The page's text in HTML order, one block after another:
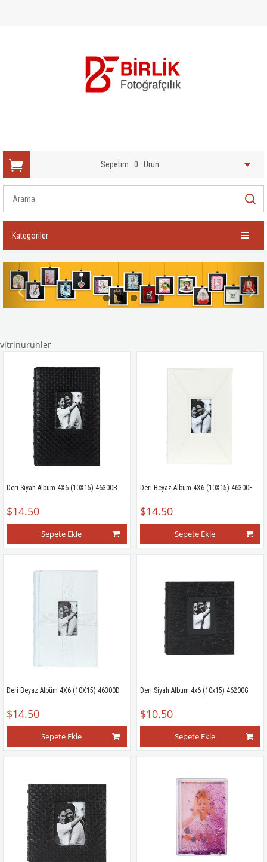
Sepetim 0 Ürün
Kategoriler
vitrinurunler
Deri Siyah Albüm 4X6 (10X15) 46300B
$14.50
Sepete Ekle
Deri Beyaz Albüm 4X6 (10X15) 46300E
$14.50
Sepete Ekle
Deri Beyaz Albüm 4X6 (10X15) 46300D
$14.50
Sepete Ekle
Deri Siyah Album 4x6 (10x15) 46200G
$10.50
Sepete Ekle